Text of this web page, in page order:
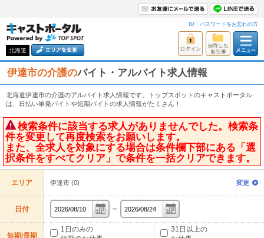
北海道
ID・パスワードをお忘れの方
伊達市の介護のバイト・アルバイト求人情報
北海道伊達市の介護のアルバイト求人情報です。トップスポットのキャストポータル
は、日払い単発バイトや短期バイトの求人情報がたくさん！
検索条件に該当する求人がありませんでした。検索条
件を変更して再度検索をお願いします。
また、全求人を対象にする場合は条件欄下部にある「選
択条件をすべてクリア」で条件を一括クリアできます。
エリア 伊達市 (0) 変更
日付 ～
短期/長期
1日のみの
31日以上の